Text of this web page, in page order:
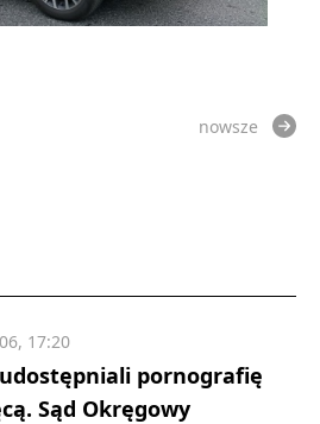
nowsze
pornografię
Sąd Okręgowy
17:20